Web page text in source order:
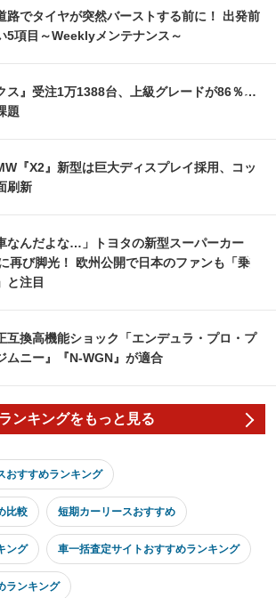
路でタイヤが突然バーストする前に！ 出発前
5項目～Weeklyメンテナンス～
ス』受注1万1388台、上級グレードが86％…
題
『X2』新型は巨大ディスプレイ採用、コッ
刷新
なんだよな…」トヨタの新型スーパーカー
再び脚光！ 欧州公開で日本のファンも「乗
と注目
互換高機能ショック「エンデュラ・プロ・プ
ムニー』『N-WGN』が適合
ランキングをもっと見る
おすすめランキング
比較 短期カーリースおすすめ
ング 車一括査定サイトおすすめランキング
ランキング